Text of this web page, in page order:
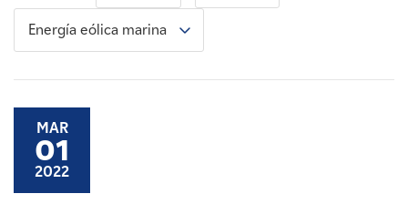
Contacte con
Energía eólica marina
MAR
01
2022